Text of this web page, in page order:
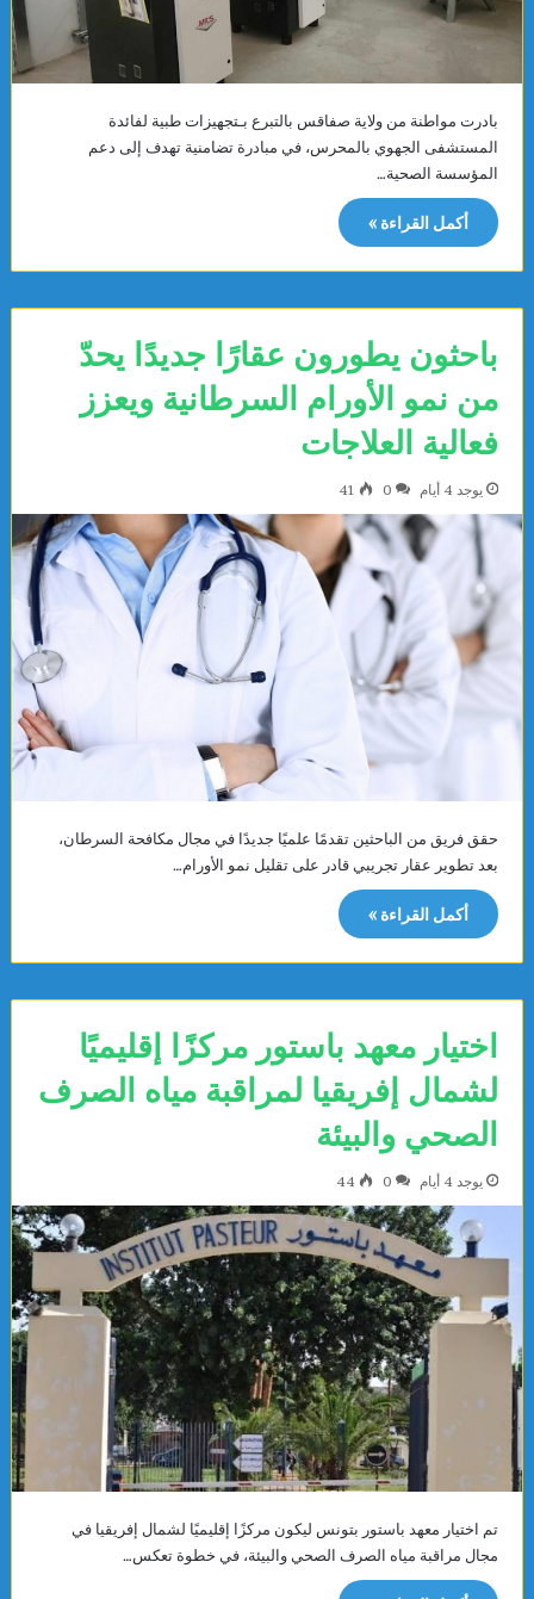
بادرت مواطنة من ولاية صفاقس بالتبرع بـتجهيزات طبية لفائدة
المستشفى الجهوي بالمحرس، في مبادرة تضامنية تهدف إلى دعم
المؤسسة الصحية…
أكمل القراءة »
باحثون يطورون عقارًا جديدًا يحدّ
من نمو الأورام السرطانية ويعزز
فعالية العلاجات
يوجد 4 أيام 0
41
حقق فريق من الباحثين تقدمًا علميًا جديدًا في مجال مكافحة السرطان،
بعد تطوير عقار تجريبي قادر على تقليل نمو الأورام…
أكمل القراءة »
اختيار معهد باستور مركزًا إقليميًا
لشمال إفريقيا لمراقبة مياه الصرف
الصحي والبيئة
يوجد 4 أيام 0
44
تم اختيار معهد باستور بتونس ليكون مركزًا إقليميًا لشمال إفريقيا في
مجال مراقبة مياه الصرف الصحي والبيئة، في خطوة تعكس…